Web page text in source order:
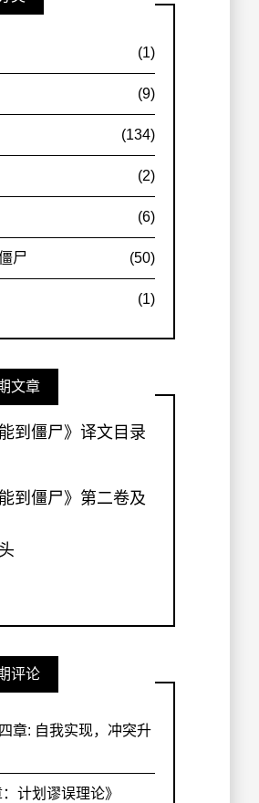
(1)
(9)
(134)
(2)
(6)
尸 (50)
(1)
文章
到僵尸》译文目录
到僵尸》第二卷及
评论
章: 自我实现，冲突升
：计划谬误理论》